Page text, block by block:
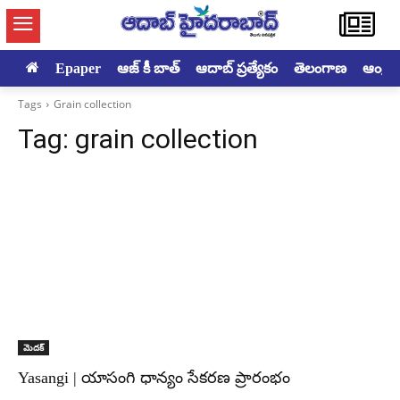
Epaper ఆజ్ కీ బాత్ ఆదాబ్ ప్రత్యేకం తెలంగాణ
Tags Grain collection
Tag: grain collection
మెదక్‌
Yasangi | యాసంగి ధాన్యం సేకరణ ప్రారంభం